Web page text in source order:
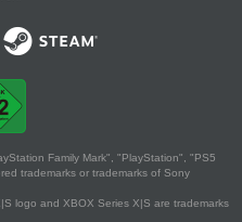
Family Mark", "PlayStation", "PS5
trademarks or trademarks of Sony
logo and XBOX Series X|S are trademarks